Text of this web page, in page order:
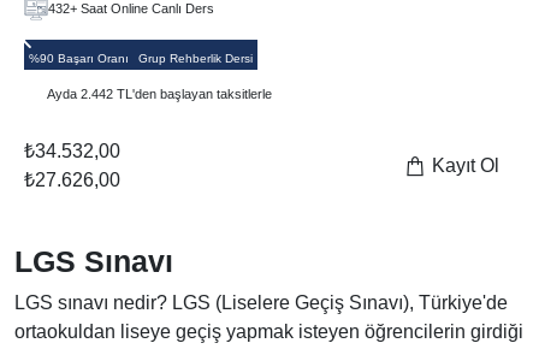
432+ Saat Online Canlı Ders
%95 Başarı Oranı Kişiye Özel Eğitim Koçu
Ayda 4.045 TL'den başlayan taksitlerle
₺89.935,00
₺71.948,00
Kayıt Ol
LGS Sınavı
LGS sınavı nedir? LGS (Liselere Geçiş Sınavı), Türkiye'de
ortaokuldan liseye geçiş yapmak isteyen öğrencilerin girdiği